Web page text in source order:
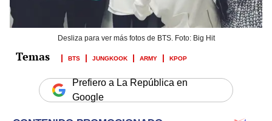
Desliza para ver más fotos de BTS. Foto: Big Hit
BTS JUNGKOOK ARMY KPOP
Prefiero a La República en
Google